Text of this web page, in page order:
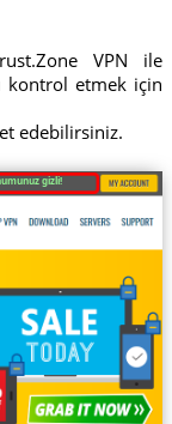
VPN ile
kontrol etmek için
edebilirsiniz.
gizli!